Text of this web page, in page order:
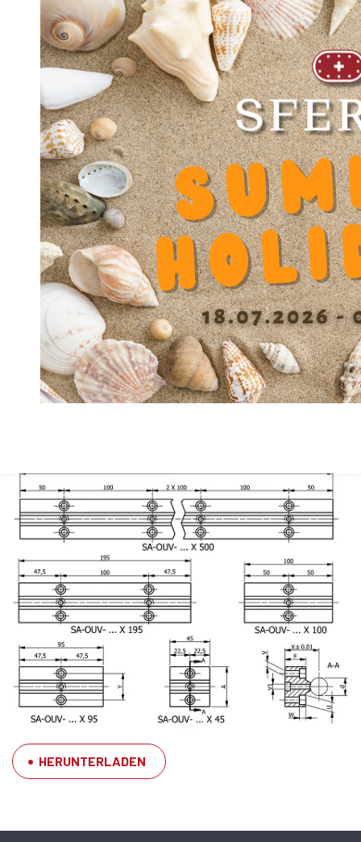
Außendurchmesser D
0
Innendurchmesser d
0
Länge
95 mm
Dynamischer Faktor Y
0.000000
Durchmesser Welle d
40
Durchmesser Senkung u
14
Durchmesser Schraubendurchführung
Blockbefestigung V
8.5
Durchmesser Schraubendurchführung
Blockbefestigung V1
8.4
Abstand Schraube Y
53
Höhe F
30
Höhe Zentrum X +/- 0.01
57
Breite A
80
Material
GG
Präzisionsklasse
B
HERUNTERLADEN